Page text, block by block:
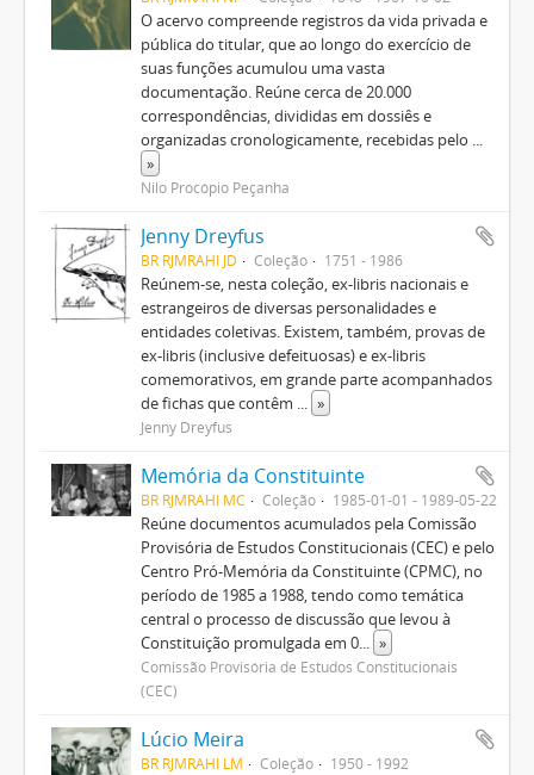
O acervo compreende registros da vida privada e
pública do titular, que ao longo do exercício de
suas funções acumulou uma vasta
documentação. Reúne cerca de 20.000
correspondências, divididas em dossiês e
organizadas cronologicamente, recebidas pelo ...
»
Nilo Procópio Peçanha
Jenny Dreyfus
BR RJMRAHI JD Coleção 1751 - 1986
Reúnem-se, nesta coleção, ex-libris nacionais e
estrangeiros de diversas personalidades e
entidades coletivas. Existem, também, provas de
ex-libris (inclusive defeituosas) e ex-libris
comemorativos, em grande parte acompanhados
de fichas que contêm ... »
Jenny Dreyfus
Memória da Constituinte
BR RJMRAHI MC Coleção 1985-01-01 - 1989-05-22
Reúne documentos acumulados pela Comissão
Provisória de Estudos Constitucionais (CEC) e pelo
Centro Pró-Memória da Constituinte (CPMC), no
período de 1985 a 1988, tendo como temática
central o processo de discussão que levou à
Constituição promulgada em 0... »
Comissão Provisória de Estudos Constitucionais
(CEC)
Lúcio Meira
BR RJMRAHI LM Coleção 1950 - 1992